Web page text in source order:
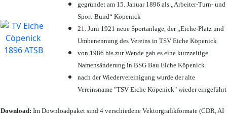
gegründet am 15. Januar 1896 als „Arbeiter-Turn- und
Sport-Bund“ Köpenick
21. Juni 1921 neue Sportanlage, der „Eiche-Platz und
Umbenennung des Vereins in TSV Eiche Köpenick
von 1986 bis zur Wende gab es eine kurzzeitige
Namensänderung in BSG Bau Eiche Köpenick
nach der Wiedervereinigung wurde der alte
Vereinsname "TSV Eiche Köpenick" wieder eingeführt
Download: Im Downloadpaket sind 4 verschiedene Vektorgrafikformate (CDR, AI